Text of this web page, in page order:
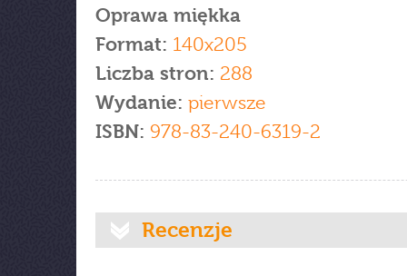
Oprawa miękka
Format: 140x205
Liczba stron: 288
Wydanie: pierwsze
ISBN: 978-83-240-6319-2
Recenzje